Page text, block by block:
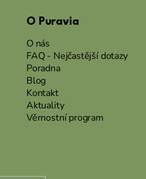
O Puravia
O nás
FAQ - Nejčastější dotazy
Poradna
Blog
Kontakt
Aktuality
Věrnostní program